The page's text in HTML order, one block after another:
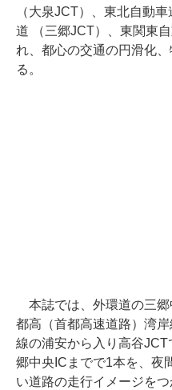
（大泉JCT）、東北自動
道 （三郷JCT）、東関東
れ、都心の交通の円滑化
る。
本誌では、外環道の三郷
都高（首都高速道路）湾
線の浦安から入り高谷
郷中央ICまでで1本を、夜
い道路の走行イメージを